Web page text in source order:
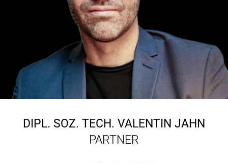
DIPL. SOZ. TECH. VALENTIN JAHN
PARTNER